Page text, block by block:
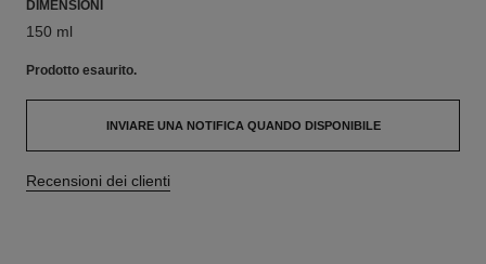
DIMENSIONI
150 ml
Prodotto esaurito.
INVIARE UNA NOTIFICA QUANDO DISPONIBILE
Recensioni dei clienti